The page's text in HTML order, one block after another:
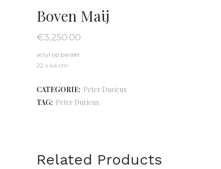
Boven Maij
€3,250.00
acryl op paneel
22 x 44 cm
CATEGORIE: Peter Durieux
TAG: Peter Durieux
Related Products